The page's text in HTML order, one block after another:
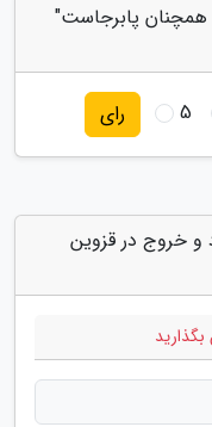
پابرجاست"
5 رای
و خروج در قزوین